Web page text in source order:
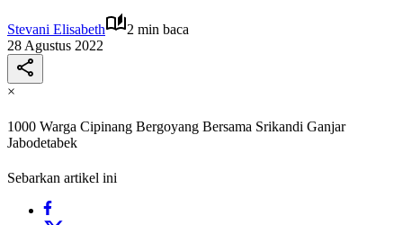
Stevani Elisabeth
2 min baca
28 Agustus 2022
×
1000 Warga Cipinang Bergoyang Bersama Srikandi Ganjar
Jabodetabek
Sebarkan artikel ini